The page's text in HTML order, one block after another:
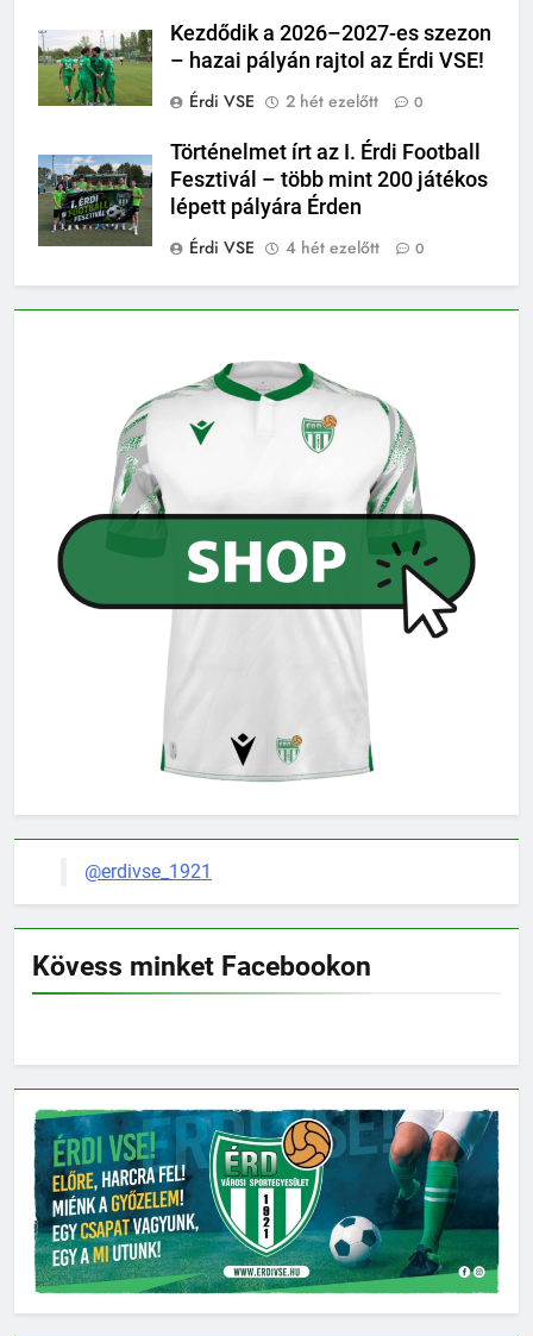
Kezdődik a 2026–2027-es szezon
– hazai pályán rajtol az Érdi VSE!
Érdi VSE
2 hét ezelőtt 0
Történelmet írt az I. Érdi Football
Fesztivál – több mint 200 játékos
lépett pályára Érden
Érdi VSE
4 hét ezelőtt 0
@erdivse_1921
Kövess minket Facebookon